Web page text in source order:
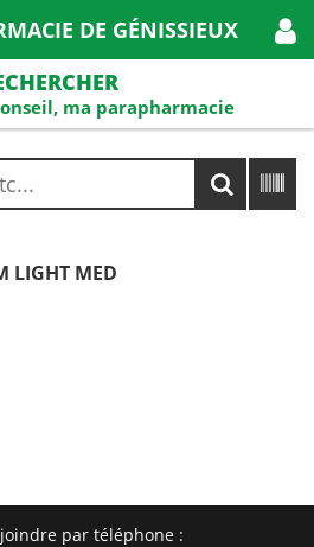
DE GÉNISSIEUX
ma parapharmacie
LIGHT MED
par téléphone :